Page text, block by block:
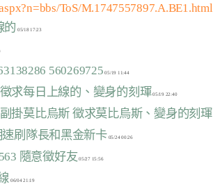
ToS/M.1747557897.A.BE1.html
的 05/18 17:23
05/18 19:20
560269725 05/19 11:44
求每日上線的、變身的刻琿 05/19 22:40
掛莫比烏斯 徵求莫比烏斯、變身的刻琿
刷隊長和黑金新卡 05/24 00:26
隨意徵好友 05/27 15:56
06/04 21:19